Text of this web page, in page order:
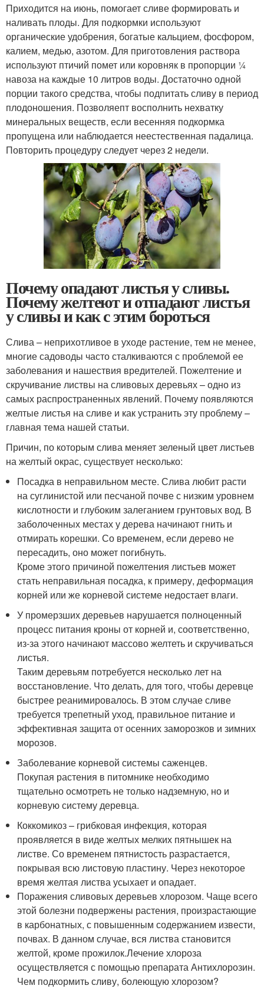
Приходится на июнь, помогает сливе формировать и
наливать плоды. Для подкормки используют
органические удобрения, богатые кальцием, фосфором,
калием, медью, азотом. Для приготовления раствора
используют птичий помет или коровняк в пропорции ¼
навоза на каждые 10 литров воды. Достаточно одной
порции такого средства, чтобы подпитать сливу в период
плодоношения. Позволяепт восполнить нехватку
минеральных веществ, если весенняя подкормка
пропущена или наблюдается неестественная падалица.
Повторить процедуру следует через 2 недели.
Почему опадают листья у сливы.
Почему желтеют и отпадают листья
у сливы и как с этим бороться
Слива – неприхотливое в уходе растение, тем не менее,
многие садоводы часто сталкиваются с проблемой ее
заболевания и нашествия вредителей. Пожелтение и
скручивание листвы на сливовых деревьях – одно из
самых распространенных явлений. Почему появляются
желтые листья на сливе и как устранить эту проблему –
главная тема нашей статьи.
Причин, по которым слива меняет зеленый цвет листьев
на желтый окрас, существует несколько:
Посадка в неправильном месте. Слива любит расти
на суглинистой или песчаной почве с низким уровнем
кислотности и глубоким залеганием грунтовых вод. В
заболоченных местах у дерева начинают гнить и
отмирать корешки. Со временем, если дерево не
пересадить, оно может погибнуть.
Кроме этого причиной пожелтения листьев может
стать неправильная посадка, к примеру, деформация
корней или же корневой системе недостает влаги.
У промерзших деревьев нарушается полноценный
процесс питания кроны от корней и, соответственно,
из-за этого начинают массово желтеть и скручиваться
листья.
Таким деревьям потребуется несколько лет на
восстановление. Что делать, для того, чтобы деревце
быстрее реанимировалось. В этом случае сливе
требуется трепетный уход, правильное питание и
эффективная защита от осенних заморозков и зимних
морозов.
Заболевание корневой системы саженцев.
Покупая растения в питомнике необходимо
тщательно осмотреть не только надземную, но и
корневую систему деревца.
Коккомикоз – грибковая инфекция, которая
проявляется в виде желтых мелких пятнышек на
листве. Со временем пятнистость разрастается,
покрывая всю листовую пластину. Через некоторое
время желтая листва усыхает и опадает.
Поражения сливовых деревьев хлорозом. Чаще всего
этой болезни подвержены растения, произрастающие
в карбонатных, с повышенным содержанием извести,
почвах. В данном случае, вся листва становится
желтой, кроме прожилок.Лечение хлороза
осуществляется с помощью препарата Антихлорозин.
Чем подкормить сливу, болеющую хлорозом?